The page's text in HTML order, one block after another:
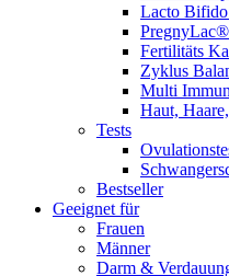
Lacto
Fertilitäts
Zyklus
Multi
Haut,
Tests
Bestseller
Geeignet für
Frauen
Männer
Darm &